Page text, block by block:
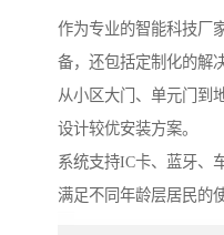
作为专业的智能科技厂
备，还包括定制化的解
从小区大门、单元门到
设计较优安装方案。
系统支持IC卡、蓝牙、
满足不同年龄层居民的